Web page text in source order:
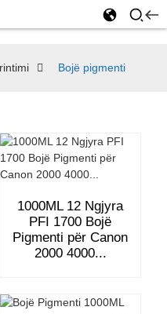
Bojë pigmenti
1000ML 12 Ngjyra
PFI 1700 Bojë
Pigmenti për Canon
2000 4000...